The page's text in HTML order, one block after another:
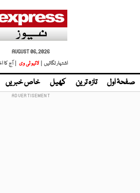
AUGUST 06, 2026
اشتہار لگائیں |
لائیو ٹی وی | آج کا
صفحۂ اول تازہ ترین کھیل خاص خبریں